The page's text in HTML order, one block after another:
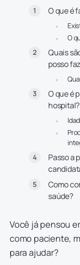
O que é
O
Quais
posso
O que é
hospital?
Passo a
Como
saúde?
Você já pensou
como paciente,
para ajudar?